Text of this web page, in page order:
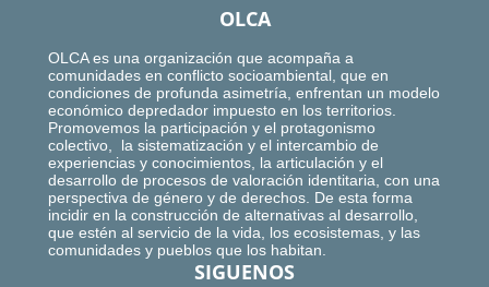
OLCA
OLCA es una organización que acompaña a
comunidades en conflicto socioambiental, que en
condiciones de profunda asimetría, enfrentan un modelo
económico depredador impuesto en los territorios.
Promovemos la participación y el protagonismo
colectivo, la sistematización y el intercambio de
experiencias y conocimientos, la articulación y el
desarrollo de procesos de valoración identitaria, con una
perspectiva de género y de derechos. De esta forma
incidir en la construcción de alternativas al desarrollo,
que estén al servicio de la vida, los ecosistemas, y las
comunidades y pueblos que los habitan.
SIGUENOS